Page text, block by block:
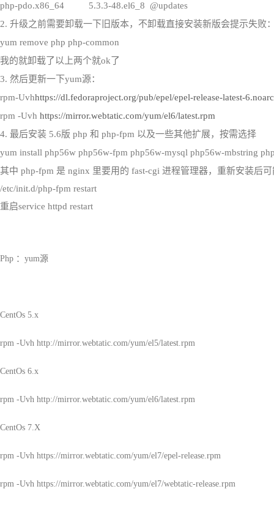
php-pdo.x86_64 5.3.3-48.el6_8 @updates
2. 升级之前需要卸载一下旧版本，不卸载直接安装新版会提示失败
yum remove php php-common
我的就卸载了以上两个就ok了
3. 然后更新一下yum源：
rpm-Uvhhttps://dl.fedoraproject.org/pub/epel/epel-release-latest-
rpm -Uvh https://mirror.webtatic.com/yum/el6/latest.rpm
4. 最后安装 5.6版 php 和 php-fpm 以及一些其他扩展，按需选择
yum install php56w php56w-fpm php56w-mysql php56w-mbstring
其中 php-fpm 是 nginx 里要用的 fast-cgi 进程管理器，重新安装后
/etc/init.d/php-fpm restart
重启service httpd restart
Php ： yum源
CentOs 5.x
rpm -Uvh http://mirror.webtatic.com/yum/el5/latest.rpm
CentOs 6.x
rpm -Uvh http://mirror.webtatic.com/yum/el6/latest.rpm
CentOs 7.X
rpm -Uvh https://mirror.webtatic.com/yum/el7/epel-release.rpm
rpm -Uvh https://mirror.webtatic.com/yum/el7/webtatic-release.rpm